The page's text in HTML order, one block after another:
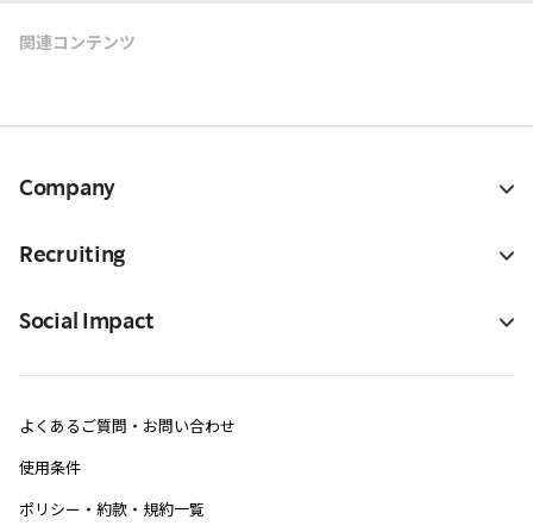
関連コンテンツ
Company
Recruiting
Social Impact
よくあるご質問・お問い合わせ
使用条件
ポリシー・約款・規約一覧